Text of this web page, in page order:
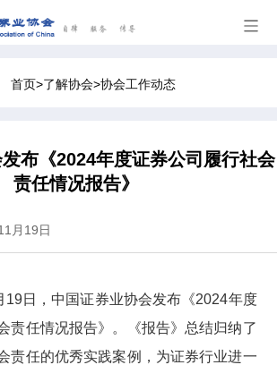
首页>了解协会>协会工作动态
布《2024年度证券公司履行社会
责任情况报告》
月19日
19日，中国证券业协会发布《2024年度
责任情况报告》。《报告》 总结归纳了
责任的优秀实践案例，为证券行业进一